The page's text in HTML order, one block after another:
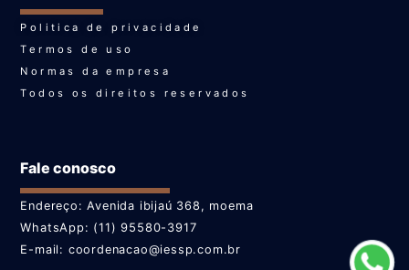
Politica de privacidade
Termos de uso
Normas da empresa
Todos os direitos reservados
Fale conosco
Endereço: Avenida ibijaú 368, moema
WhatsApp: (11) 95580-3917
E-mail: coordenacao@iessp.com.br